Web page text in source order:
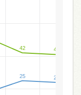
25 24
42 41